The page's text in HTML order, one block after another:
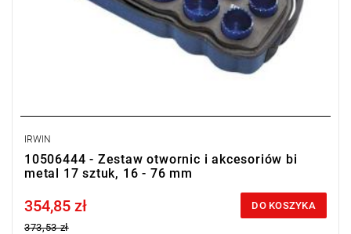
IRWIN
10506444 - Zestaw otwornic i akcesoriów bi
metal 17 sztuk, 16 - 76 mm
Price tax included
354,85 zł
373,53 zł
DO KOSZYKA